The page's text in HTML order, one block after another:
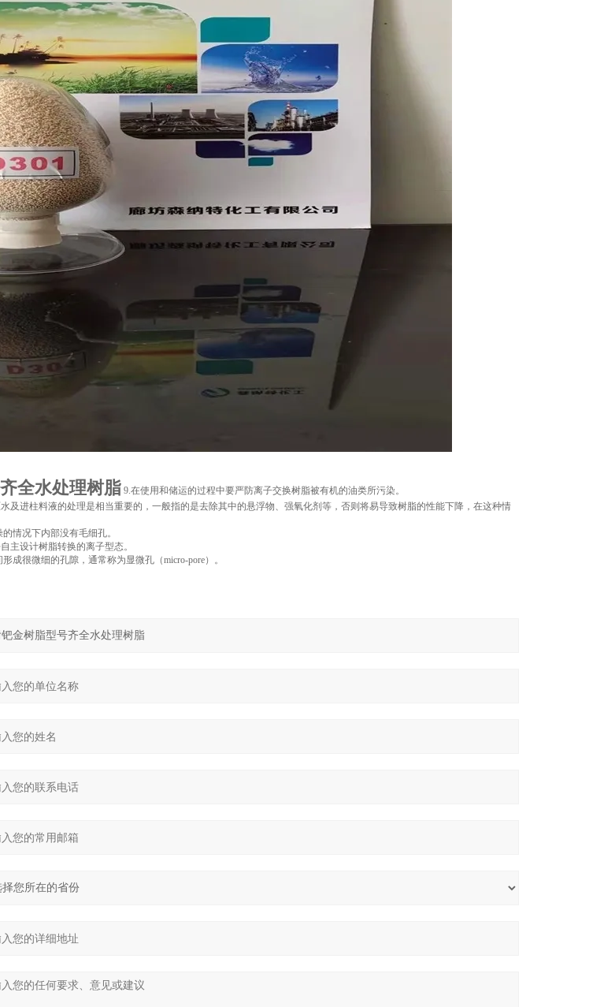
全水处理树脂 9.在使用和储运的过程中要严防离子交换树脂被有机的油类所污染。
及进柱料液的处理是相当重要的，一般指的是去除其中的悬浮物、强氧化剂等，否则将易导致树脂的性能下降，在这种情
情况下内部没有毛细孔。
主设计树脂转换的离子型态。
成很微细的孔隙，通常称为显微孔（micro-pore）。